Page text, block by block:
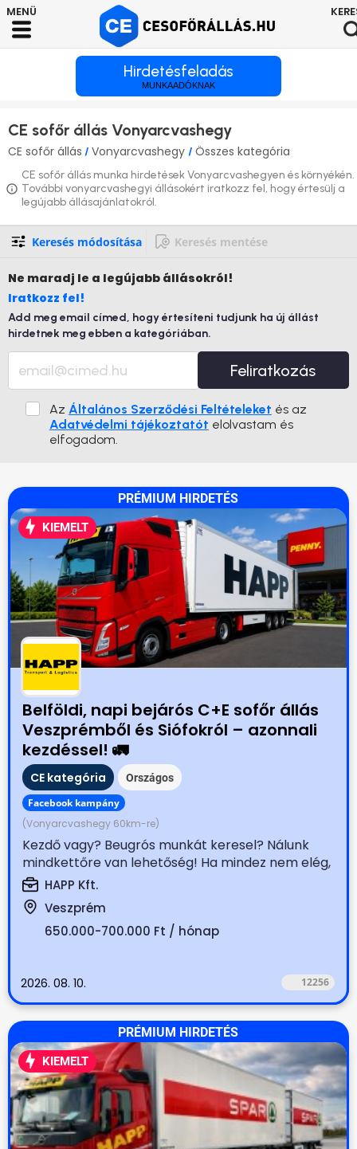
Hirdetésfeladás
MUNKAADÓKNAK
CE sofőr állás Vonyarcvashegy
CE sofőr állás / Vonyarcvashegy / Összes kategória
CE sofőr állás munka hirdetések Vonyarcvashegyen és környékén.
További vonyarcvashegyi állásokért iratkozz fel, hogy értesülj a
legújabb állásajánlatokról.
Keresés módosítása Keresés mentése
Ne maradj le a legújabb állásokról!
Iratkozz fel!
Add meg email címed, hogy értesíteni tudjunk ha új állást
hirdetnek meg ebben a kategóriában.
Feliratkozás
Az Általános Szerződési Feltételeket és az
Adatvédelmi tájékoztatót elolvastam és
elfogadom.
PRÉMIUM HIRDETÉS
KIEMELT
Belföldi, napi bejárós C+E sofőr állás
Veszprémből és Siófokról – azonnali
kezdéssel! 🚛
CE kategória Országos
Facebook kampány
(Vonyarcvashegy 60km-re)
Kezdő vagy? Beugrós munkát keresel? Nálunk
mindkettőre van lehetőség! Ha mindez nem elég,
akkor honoráljuk...
HAPP Kft.
Veszprém
650.000-700.000 Ft / hónap
2026. 08. 10. 12256
PRÉMIUM HIRDETÉS
KIEMELT